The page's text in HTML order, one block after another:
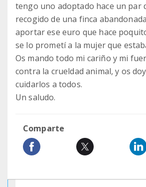
tengo uno adoptado hace un par
recogido de una finca
aportar ese euro que hace
se lo prometí a la mujer que
Os mando todo mi cariño y mi
contra la crueldad animal, y os
cuidarlos a todos.
Un saludo.
Comparte